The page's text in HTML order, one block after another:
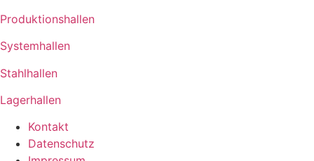
Produktionshallen
Systemhallen
Stahlhallen
Lagerhallen
Kontakt
Datenschutz